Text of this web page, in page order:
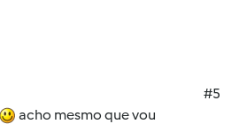
#5
acho mesmo que vou